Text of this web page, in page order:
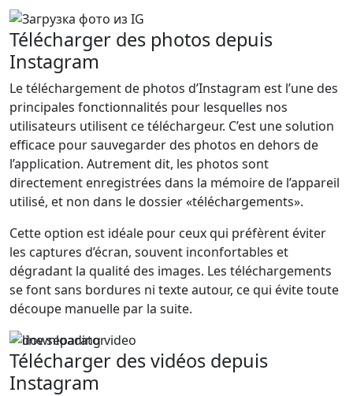
Télécharger des photos depuis
Instagram
Le téléchargement de photos d’Instagram est l’une des
principales fonctionnalités pour lesquelles nos
utilisateurs utilisent ce téléchargeur. C’est une solution
efficace pour sauvegarder des photos en dehors de
l’application. Autrement dit, les photos sont
directement enregistrées dans la mémoire de l’appareil
utilisé, et non dans le dossier «téléchargements».
Cette option est idéale pour ceux qui préfèrent éviter
les captures d’écran, souvent inconfortables et
dégradant la qualité des images. Les téléchargements
se font sans bordures ni texte autour, ce qui évite toute
découpe manuelle par la suite.
Télécharger des vidéos depuis
Instagram